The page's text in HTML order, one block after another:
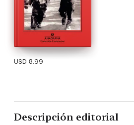
USD 8.99
Descripción editorial